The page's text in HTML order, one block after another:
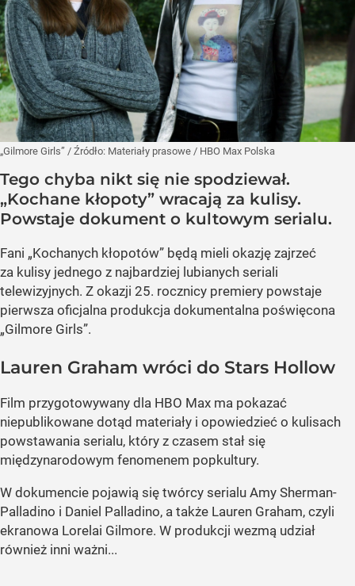
„Gilmore Girls” / Źródło: Materiały prasowe / HBO Max Polska
Tego chyba nikt się nie spodziewał.
„Kochane kłopoty” wracają za kulisy.
Powstaje dokument o kultowym serialu.
Fani „Kochanych kłopotów” będą mieli okazję zajrzeć
za kulisy jednego z najbardziej lubianych seriali
telewizyjnych. Z okazji 25. rocznicy premiery powstaje
pierwsza oficjalna produkcja dokumentalna poświęcona
„Gilmore Girls”.
Lauren Graham wróci do Stars Hollow
Film przygotowywany dla HBO Max ma pokazać
niepublikowane dotąd materiały i opowiedzieć o kulisach
powstawania serialu, który z czasem stał się
międzynarodowym fenomenem popkultury.
W dokumencie pojawią się twórcy serialu Amy Sherman-
Palladino i Daniel Palladino, a także Lauren Graham, czyli
ekranowa Lorelai Gilmore. W produkcji wezmą udział
również inni ważni...